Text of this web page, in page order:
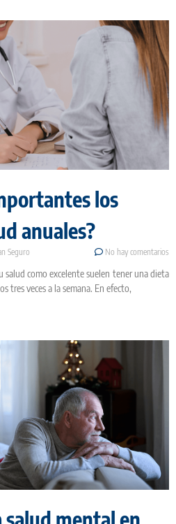
los
anuales?
Seguro No hay comentarios
salud como excelente suelen tener una dieta
tres veces a la semana. En efecto,